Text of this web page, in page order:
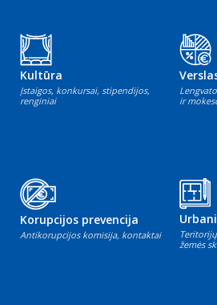
Kultūra
Įstaigos, konkursai, stipendijos,
renginiai
ir
Korupcijos prevencija
Antikorupcijos komisija, kontaktai
žemės